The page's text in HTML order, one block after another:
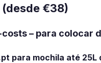
€38)
– para colocar
para mochila até